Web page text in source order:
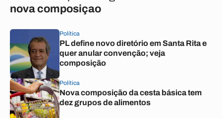
nova composiçao
Política
PL define novo diretório em Santa Rita e
quer anular convenção; veja
composição
Política
Nova composição da cesta básica tem
dez grupos de alimentos